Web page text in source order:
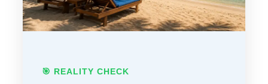
🎯 REALITY CHECK